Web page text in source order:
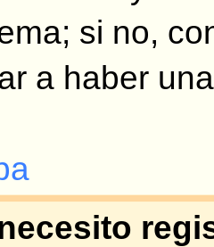
de
accede desde
ej. cyber-café,
mi nombre
usuarios